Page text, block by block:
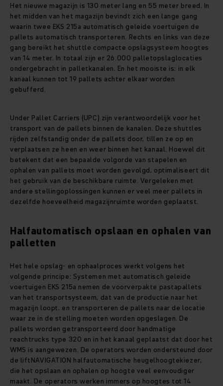
Het nieuwe magazijn is 130 meter lang en 55 meter breed. In
het midden van het magazijn bevindt zich een lange gang
waarin twee EKS 215a automatisch geleide voertuigen de
pallets automatisch transporteren. Rechts en links van deze
gang bereikt het shuttle compacte opslagsysteem hoogtes
van 14 meter. In totaal zijn er 26.000 palletopslaglocaties
ondergebracht in palletkanalen. En het mooiste is: in elk
kanaal kunnen tot 19 pallets achter elkaar worden
gebufferd.
Under Pallet Carriers (UPC) zijn verantwoordelijk voor het
transport van de pallets binnen de kanalen. Deze shuttles
rijden zelfstandig onder de pallets door, tillen ze op en
verplaatsen ze heen en weer binnen het kanaal. Hoewel dit
betekent dat een bepaalde volgorde van stapelen en
ophalen van pallets moet worden gevolgd, optimaliseert dit
het gebruik van de beschikbare ruimte. Vergeleken met
andere stellingoplossingen kunnen er veel meer pallets in
dezelfde hoeveelheid magazijnruimte worden geplaatst.
Halfautomatisch opslaan en ophalen van
palletten
Het hele opslag- en ophaalproces werkt volgens het
volgende principe: Systemen met automatisch geleide
voertuigen EKS 215a nemen de voorverpakte pastapallets
van het transportsysteem, dat van de productie naar het
magazijn loopt, en transporteren de pallets naar de locatie
waar ze in de stelling moeten worden opgeslagen. De
pallets worden getransporteerd door handmatige
reachtrucks type 320 en in het kanaal geplaatst dat door het
WMS is aangewezen. De operators worden ondersteund door
de liftNAVIGATION halfautomatische heugelhoogtekiezer,
die het opslaan en ophalen op hoogte veel eenvoudiger
maakt. De operators werken immers op hoogtes tot 14